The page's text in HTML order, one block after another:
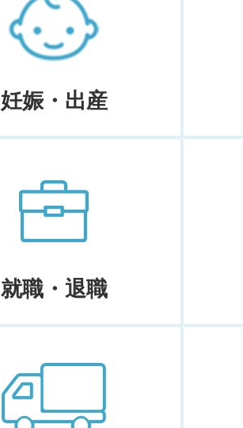
妊娠・出産
就職・退職